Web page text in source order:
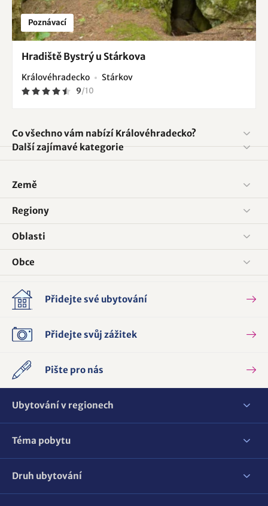
Poznávací
Hradiště Bystrý u Stárkova
Královéhradecko Stárkov
9/10
Co všechno vám nabízí Královéhradecko?
Další zajímavé kategorie
Země
Regiony
Oblasti
Obce
Přidejte své ubytování
Přidejte svůj zážitek
Pište pro nás
Ubytování v regionech
Téma pobytu
Druh ubytování